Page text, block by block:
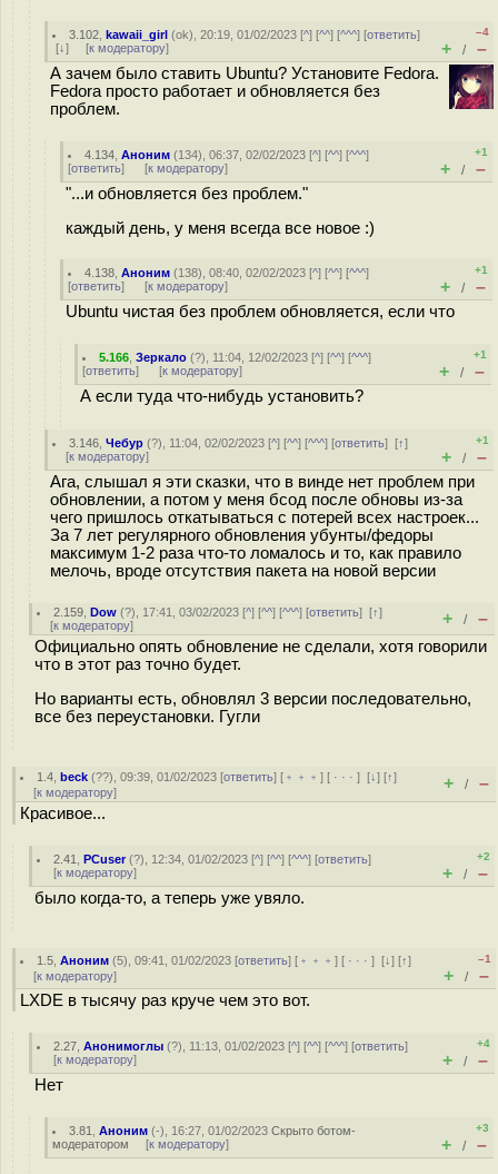
3.102 ,kawaii_girl (ok), 20:19, 01/02/2023 [^] [^^] [^^^] [ответить]
[↓] [к модератору]
–4
+ / –
А зачем было ставить Ubuntu? Установите Fedora.
Fedora просто работает и обновляется без
проблем.
4.134 ,Аноним (134), 06:37, 02/02/2023 [^] [^^] [^^^]
[ответить] [к модератору]
+1
+ / –
"...и обновляется без проблем."
каждый день, у меня всегда все новое :)
4.138 ,Аноним (138), 08:40, 02/02/2023 [^] [^^] [^^^]
[ответить] [к модератору]
+1
+ / –
Ubuntu чистая без проблем обновляется, если что
5.166 ,Зеркало (?), 11:04, 12/02/2023 [^] [^^] [^^^]
[ответить] [к модератору]
+1
+ / –
А если туда что-нибудь установить?
3.146 ,Чебур (?), 11:04, 02/02/2023 [^] [^^] [^^^] [ответить][↑]
[к модератору]
+1
+ / –
Ага, слышал я эти сказки, что в винде нет проблем при
обновлении, а потом у меня бсод после обновы из-за
чего пришлось откатываться с потерей всех настроек...
За 7 лет регулярного обновления убунты/федоры
максимум 1-2 раза что-то ломалось и то, как правило
мелочь, вроде отсутствия пакета на новой версии
2.159 ,Dow (?), 17:41, 03/02/2023 [^] [^^] [^^^] [ответить][↑]
[к модератору] + / –
Официально опять обновление не сделали, хотя говорили
что в этот раз точно будет.
Но варианты есть, обновлял 3 версии последовательно,
все без переустановки. Гугли
1.4 ,beck (??), 09:39, 01/02/2023 [ответить] [ ﹢﹢﹢] [ · · ·][↓] [↑]
[к модератору] + / –
Красивое...
2.41 ,PCuser(?), 12:34, 01/02/2023 [^] [^^] [^^^] [ответить]
[к модератору]
+2
+ / –
было когда-то, а теперь уже увяло.
1.5 ,Аноним (5), 09:41, 01/02/2023 [ответить] [ ﹢﹢﹢] [ · · ·][↓] [↑]
[к модератору]
–1
+ / –
LXDE в тысячу раз круче чем это вот.
2.27 ,Анонимоглы (?), 11:13, 01/02/2023 [^] [^^] [^^^] [ответить]
[к модератору]
+4
+ / –
Нет
3.81 ,Аноним (-), 16:27, 01/02/2023Скрыто ботом-
модератором [к модератору]
+3
+ / –